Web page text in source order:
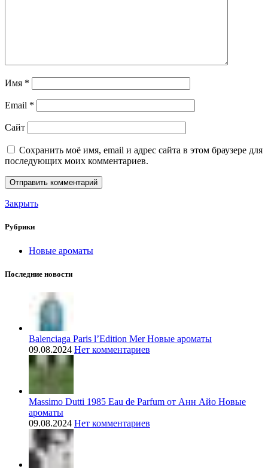
Имя *
Email *
Сайт
Сохранить моё имя, email и адрес сайта в этом браузере для
последующих моих комментариев.
Закрыть
Рубрики
Новые ароматы
Последние новости
Balenciaga Paris l’Edition Mer Новые ароматы
09.08.2024 Нет комментариев
Massimo Dutti 1985 Eau de Parfum от Анн Айо Новые
ароматы
09.08.2024 Нет комментариев